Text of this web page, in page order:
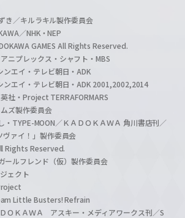
き／キルラキル製作委員会
／NHK・NEP
GAMES All Rights Reserved.
ニプレックス・シャフト・MBS
エイ・テレビ朝日・ADK
エイ・テレビ朝日・ADK 2001,2002,2014
社・Project TERRAFORMARS
ズ製作委員会
TYPE-MOON／ＫＡＤＯＫＡＷＡ 角川書店刊／
ヴァイ！」製作委員会
Rights Reserved.
ルフレンド（仮）製作委員会
ェクト
Little Busters! Refrain
ＯＫＡＷＡ アスキー・メディアワークス刊／S